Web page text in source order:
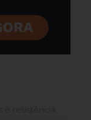
e resistência